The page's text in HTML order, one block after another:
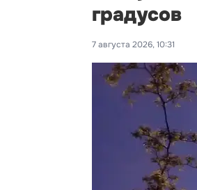
градусов
7 августа 2026, 10:31